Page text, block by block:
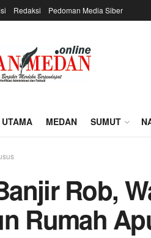
Redaksi Pedoman Media Siber
MEDAN SUMUT
Rob,
Rumah